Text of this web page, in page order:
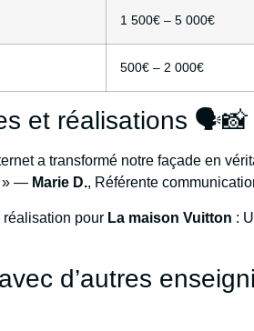
1 500€ – 5 000€
500€ – 2 000€
et réalisations 🗣️📸
a transformé notre façade en
» — Marie D., Référente
réalisation pour La maison Vuitton :
d’autres